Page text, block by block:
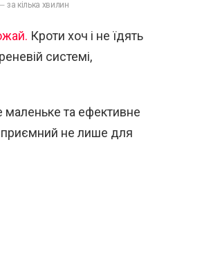
за кілька хвилин
Кроти хоч і не їдять
системі,
та ефективне
не лише для